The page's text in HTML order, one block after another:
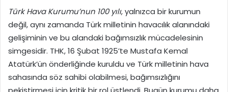
Türk Hava Kurumu’nun 100 yılı, yalnızca bir kurumun
değil, aynı zamanda Türk milletinin havacılık alanındaki
gelişiminin ve bu alandaki bağımsızlık mücadelesinin
simgesidir. THK, 16 Şubat 1925’te Mustafa Kemal
Atatürk’ün önderliğinde kuruldu ve Türk milletinin hava
sahasında söz sahibi olabilmesi, bağımsızlığını